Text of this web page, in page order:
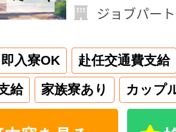
ジョブパー
即入寮OK
赴任交通費支給
給
家族寮あり カップ